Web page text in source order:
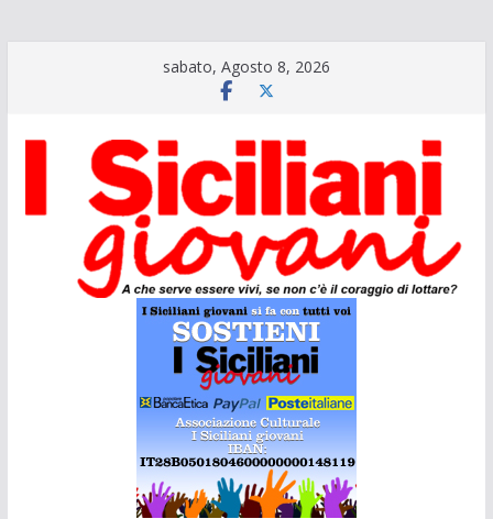
sabato, Agosto 8, 2026